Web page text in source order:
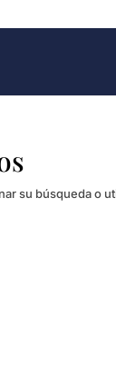
su búsqueda o